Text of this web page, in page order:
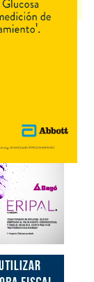
disponible.